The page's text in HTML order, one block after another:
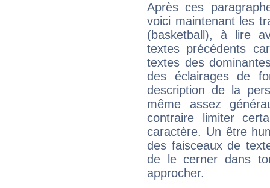
Après ces
voici maintenant les
(basketball), à lire
textes précédents
textes des
des éclairages de
description de la
même assez
contraire limiter
caractère. Un être
des faisceaux de
de le cerner dans
approcher.